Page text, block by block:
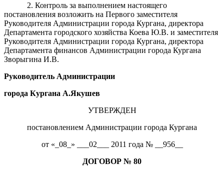
2. Контроль за выполнением настоящего
постановления возложить на Первого заместителя
Руководителя Администрации города Кургана, директора
Департамента городского хозяйства Коева Ю.В. и заместителя
Руководителя Администрации города Кургана, директора
Департамента финансов Администрации города Кургана
Зворыгина И.В.
Руководитель Администрации
города Кургана А.Якушев
УТВЕРЖДЕН
постановлением Администрации города Кургана
от «_08_» ___02___ 2011 года № __956__
ДОГОВОР № 80